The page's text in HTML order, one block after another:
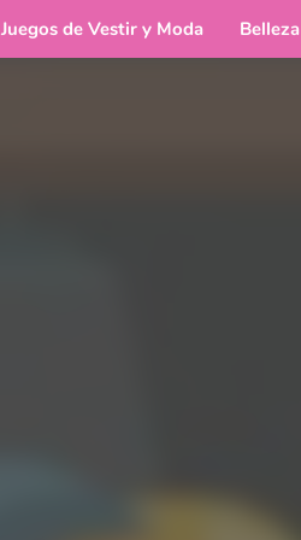
Juegos de Vestir y Moda Belleza